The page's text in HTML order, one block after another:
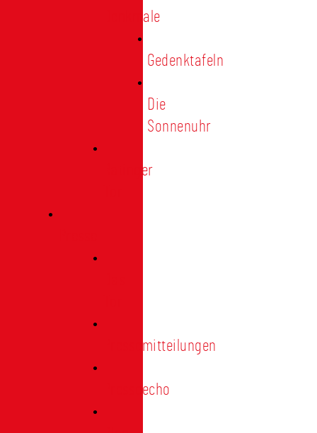
Denkmale
Gedenktafeln
Die
Sonnenuhr
Ratinger
Pressemitteilungen
Presseecho